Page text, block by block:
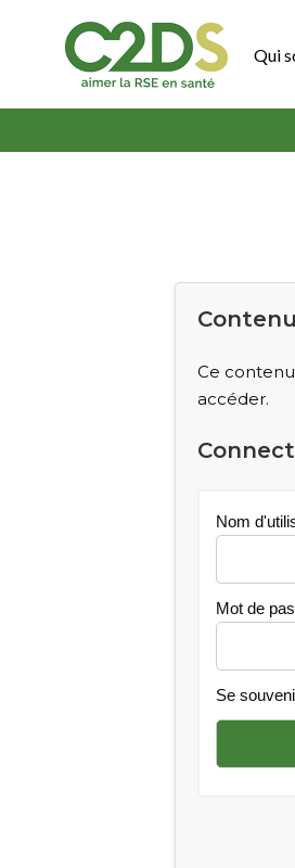
contenu
Qui
Ce
accéder.
Nom
Mot de
Se